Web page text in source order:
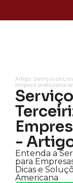
Artigo: Serviços de
limpeza profissional
-
Entenda a
para
Dicas e
Americana